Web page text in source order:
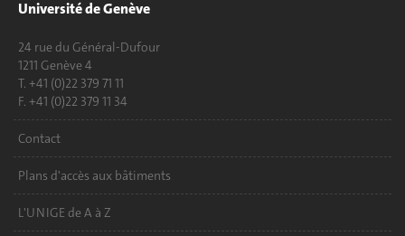
Université de Genève
24 rue du Général-Dufour
1211 Genève 4
T. +41 (0)22 379 71 11
F. +41 (0)22 379 11 34
Contact
Plans d'accès aux bâtiments
L'UNIGE de A à Z